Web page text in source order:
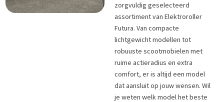
zorgvuldig geselecteerd
assortiment van Elektroroller
Futura. Van compacte
lichtgewicht modellen tot
robuuste scootmobielen met
ruime actieradius en extra
comfort, er is altijd een model
dat aansluit op jouw wensen. Wil
je weten welk model het beste